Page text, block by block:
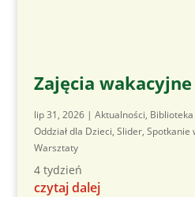
Zajęcia wakacyjne
lip 31, 2026| Aktualności,
Oddział dla Dzieci, Slider, Spotkanie
Warsztaty
4 tydzień
czytaj dalej